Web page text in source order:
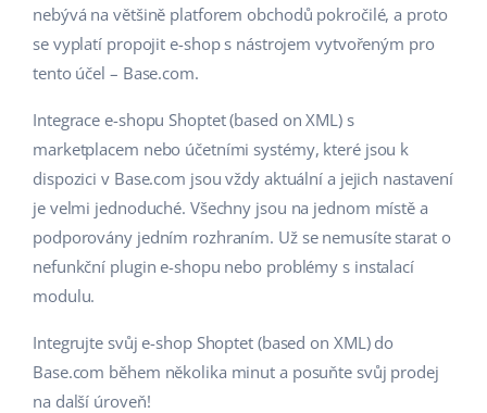
nebývá na většině platforem obchodů pokročilé, a proto
se vyplatí propojit e-shop s nástrojem vytvořeným pro
tento účel – Base.com.
Integrace e-shopu Shoptet (based on XML) s
marketplacem nebo účetními systémy, které jsou k
dispozici v Base.com jsou vždy aktuální a jejich nastavení
je velmi jednoduché. Všechny jsou na jednom místě a
podporovány jedním rozhraním. Už se nemusíte starat o
nefunkční plugin e-shopu nebo problémy s instalací
modulu.
Integrujte svůj e-shop Shoptet (based on XML) do
Base.com během několika minut a posuňte svůj prodej
na další úroveň!